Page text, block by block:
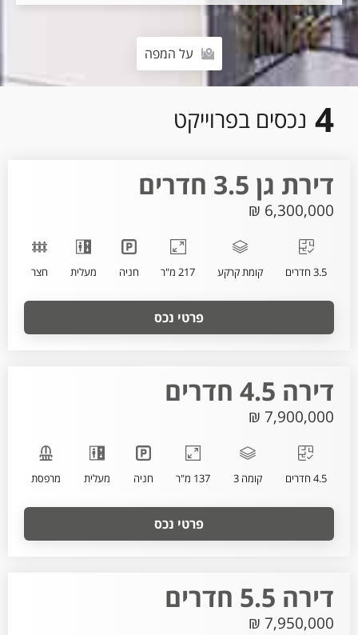
על המפה
4 נכסים בפרוייקט
דירת גן 3.5 חדרים
6,300,000 ₪
3.5 חדרים קומת קרקע 217 מ"ר חניה מעלית חצר
פרטי נכס
דירה 4.5 חדרים
7,900,000 ₪
4.5 חדרים קומה 3 137 מ"ר חניה מעלית מרפסת
פרטי נכס
דירה 5.5 חדרים
7,950,000 ₪